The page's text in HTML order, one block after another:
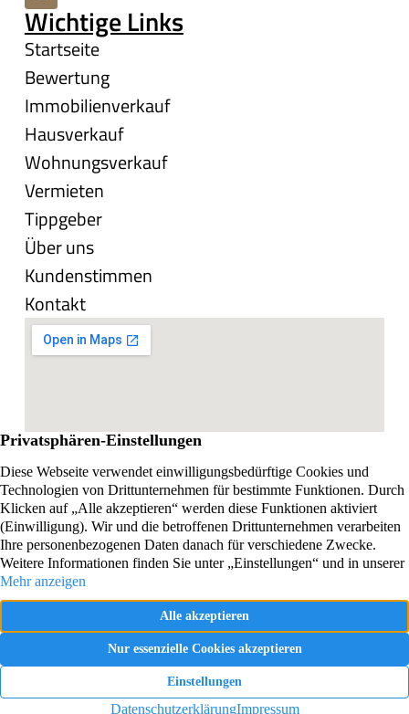
Wichtige Links
Startseite
Bewertung
Immobilienverkauf
Hausverkauf
Wohnungsverkauf
Vermieten
Tippgeber
Über uns
Kundenstimmen
Kontakt
Webdesign und SEO realisiert von Online Marketing
Agentur Almaron
Datenschutzerklärung
Vertrag widerrufen